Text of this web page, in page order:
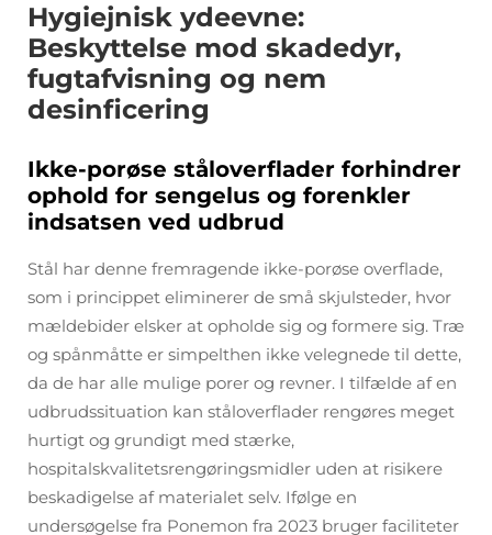
Hygiejnisk ydeevne:
Beskyttelse mod skadedyr,
fugtafvisning og nem
desinficering
Ikke-porøse ståloverflader forhindrer
ophold for sengelus og forenkler
indsatsen ved udbrud
Stål har denne fremragende ikke-porøse overflade,
som i princippet eliminerer de små skjulsteder, hvor
mældebider elsker at opholde sig og formere sig. Træ
og spånmåtte er simpelthen ikke velegnede til dette,
da de har alle mulige porer og revner. I tilfælde af en
udbrudssituation kan ståloverflader rengøres meget
hurtigt og grundigt med stærke,
hospitalskvalitetsrengøringsmidler uden at risikere
beskadigelse af materialet selv. Ifølge en
undersøgelse fra Ponemon fra 2023 bruger faciliteter